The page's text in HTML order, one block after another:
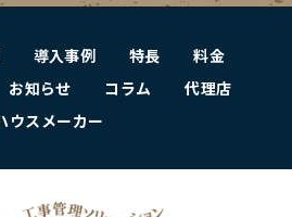
導入事例 特長
料金
お知らせ コラム
代理店
ウスメーカー